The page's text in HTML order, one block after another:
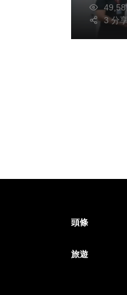
3 分
頭條
旅遊